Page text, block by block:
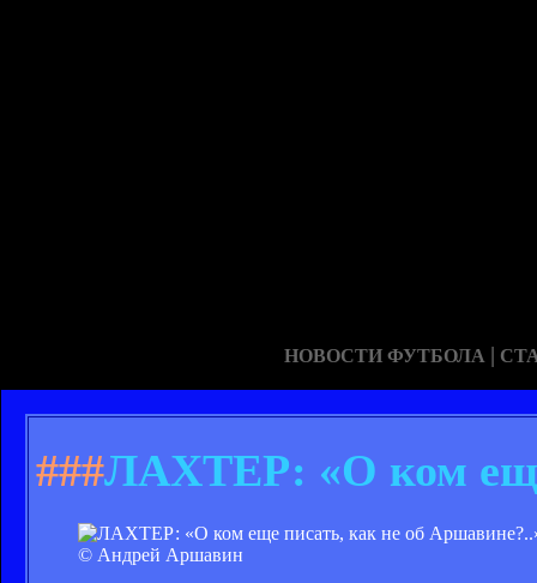
НОВОСТИ ФУТБОЛА |
###ЛАХТЕР: «О ком
© Андрей Аршавин